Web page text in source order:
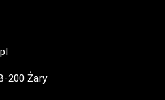
200 Żary